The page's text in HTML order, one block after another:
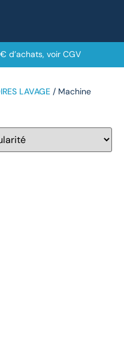
d’achats, voir CGV
LAVAGE / Machine